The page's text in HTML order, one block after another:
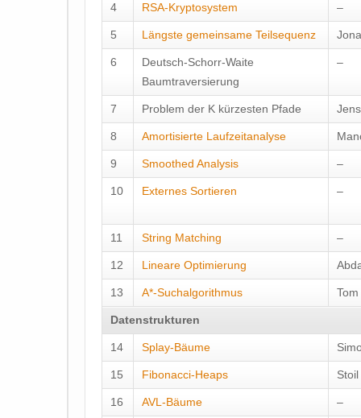
4 RSA-Kryptosystem –
5 Längste gemeinsame Teilsequenz
6
Deutsch-Schorr-Waite
Baumtraversierung
–
7 Problem der K kürzesten Pfade
8 Amortisierte Laufzeitanalyse
9 Smoothed Analysis –
10 Externes Sortieren –
11 String Matching –
12 Lineare Optimierung
13 A*-Suchalgorithmus
Datenstrukturen
14 Splay-Bäume
15 Fibonacci-Heaps
16 AVL-Bäume –